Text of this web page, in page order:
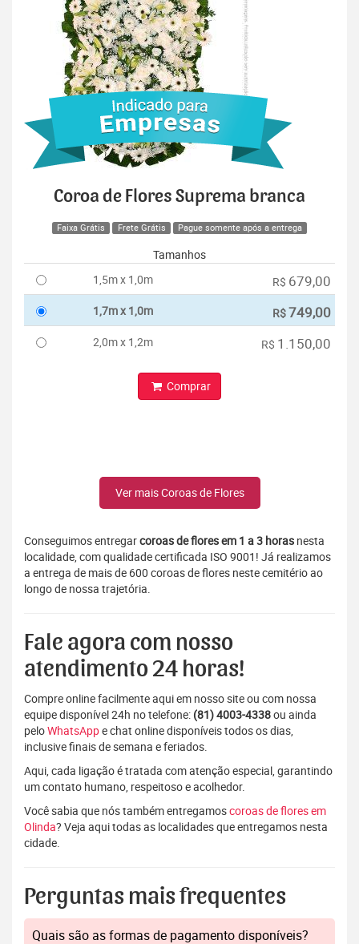
Coroa de Flores Suprema branca
Faixa Grátis Frete Grátis Pague somente após a entrega
Tamanhos
1,5m x 1,0m
R$ 679,00
1,7m x 1,0m R$749,00
2,0m x 1,2m R$ 1.150,00
Comprar
Ver mais Coroas de Flores
Conseguimos entregarcoroas de flores em 1 a 3 horas nesta
localidade, com qualidade certificada ISO 9001! Já realizamos
a entrega de mais de 600 coroas de flores neste cemitério ao
longo de nossa trajetória.
Fale agora com nosso
atendimento 24 horas!
Compre online facilmente aqui em nosso site ou com nossa
equipe disponível 24h no telefone: (81) 4003-4338ou ainda
peloWhatsAppe chat online disponíveis todos os dias,
inclusive finais de semana e feriados.
Aqui, cada ligação é tratada com atenção especial, garantindo
um contato humano, respeitoso e acolhedor.
Você sabia que nós também entregamoscoroas de flores em
Olinda? Veja aqui todas as localidades que entregamos nesta
cidade.
Perguntas mais frequentes
Quais são as formas de pagamento disponíveis?